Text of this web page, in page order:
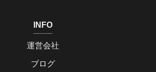
INFO
運営会社
ブログ